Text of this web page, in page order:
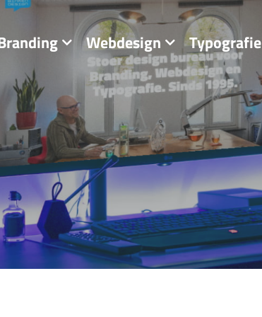
Webdesign Typografie